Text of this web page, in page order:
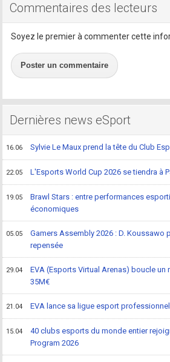
Commentaires des lecteurs
Soyez le premier à commenter cette
Poster un commentaire
Dernières news eSport
16.06 Sylvie Le Maux prend la tête du Club
22.05 L'Esports World Cup 2026 se tiendra à
19.05
Brawl Stars : entre performances
économiques
05.05
Gamers Assembly 2026 : D. Koussawo
repensée
29.04
EVA (Esports Virtual Arenas) boucle un
35M€
21.04 EVA lance sa ligue esport
15.04
40 clubs esports du monde entier
Program 2026